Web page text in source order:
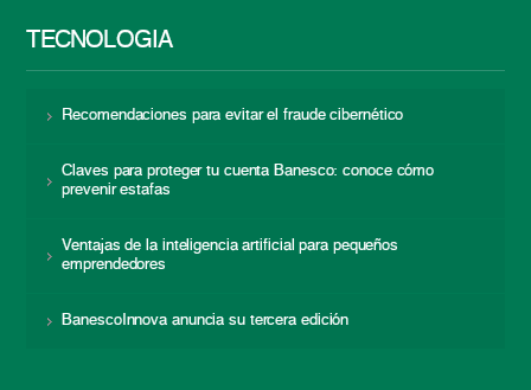
TECNOLOGÍA
Recomendaciones para evitar el fraude cibernético
Claves para proteger tu cuenta Banesco: conoce cómo
prevenir estafas
Ventajas de la inteligencia artificial para pequeños
emprendedores
BanescoInnova anuncia su tercera edición